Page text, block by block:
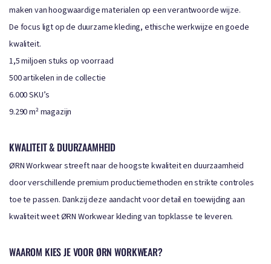
maken van hoogwaardige materialen op een verantwoorde wijze.
De focus ligt op de duurzame kleding, ethische werkwijze en goede
kwaliteit.
1,5 miljoen stuks op voorraad
500 artikelen in de collectie
6.000 SKU’s
9.290 m² magazijn
KWALITEIT & DUURZAAMHEID
ØRN Workwear streeft naar de hoogste kwaliteit en duurzaamheid
door verschillende premium productiemethoden en strikte controles
toe te passen. Dankzij deze aandacht voor detail en toewijding aan
kwaliteit weet ØRN Workwear kleding van topklasse te leveren.
WAAROM KIES JE VOOR ØRN WORKWEAR?